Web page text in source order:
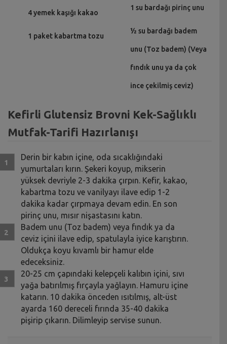
4 yemek kaşığı kakao
1 paket kabartma tozu
1 su bardağı pirinç unu
½ su bardağı badem
unu (Toz badem) (Veya
fındık unu ya da çok
ince çekilmiş ceviz)
Kefirli Glutensiz Brovni Kek-Sağlıklı
Mutfak-Tarifi Hazırlanışı
Derin bir kabın içine, oda sıcaklığındaki
yumurtaları kırın. Şekeri koyup, mikserin
yüksek devriyle 2-3 dakika çırpın. Kefir, kakao,
kabartma tozu ve vanilyayı ilave edip 1-2
dakika kadar çırpmaya devam edin. En son
pirinç unu, mısır nişastasını katın.
Badem unu (Toz badem) veya fındık ya da
ceviz içini ilave edip, spatulayla iyice karıştırın.
Oldukça koyu kıvamlı bir hamur elde
edeceksiniz.
20-25 cm çapındaki kelepçeli kalıbın içini, sıvı
yağa batırılmış fırçayla yağlayın. Hamuru içine
katarın. 10 dakika önceden ısıtılmış, alt-üst
ayarda 160 dereceli fırında 35-40 dakika
pişirip çıkarın. Dilimleyip servise sunun.